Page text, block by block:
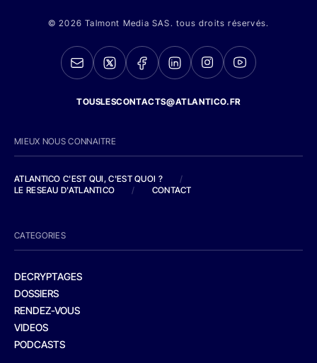
© 2026 Talmont Media SAS. tous droits réservés.
TOUSLESCONTACTS@ATLANTICO.FR
MIEUX NOUS CONNAITRE
ATLANTICO C'EST QUI, C'EST QUOI ?
/
LE RESEAU D'ATLANTICO
/ CONTACT
CATEGORIES
DECRYPTAGES
DOSSIERS
RENDEZ-VOUS
VIDEOS
PODCASTS